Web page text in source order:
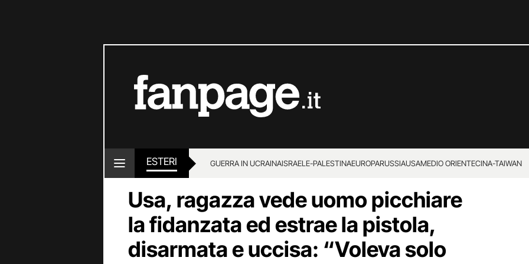
ESTERI GUERRA IN UCRAINAISRAELE-PALESTINAEUROPARUSSIAUSAMEDIO ORIENTECINA-TAIWAN
Usa, ragazza vede uomo picchiare
la fidanzata ed estrae la pistola,
disarmata e uccisa: “Voleva solo